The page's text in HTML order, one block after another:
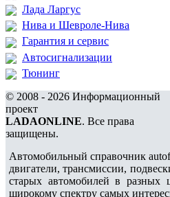
Лада Ларгус
Нива и Шевроле-Нива
Гарантия и сервис
Автосигнализации
Тюнинг
© 2008 - 2026 Информационный
проект
LADAONLINE. Все права
защищены.
Автомобильный справочник
двигатели, трансмиссии,
старых автомобилей в разных
широкому спектру самых